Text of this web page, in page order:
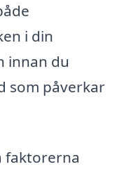
i din
innan du
som påverkar
faktorerna